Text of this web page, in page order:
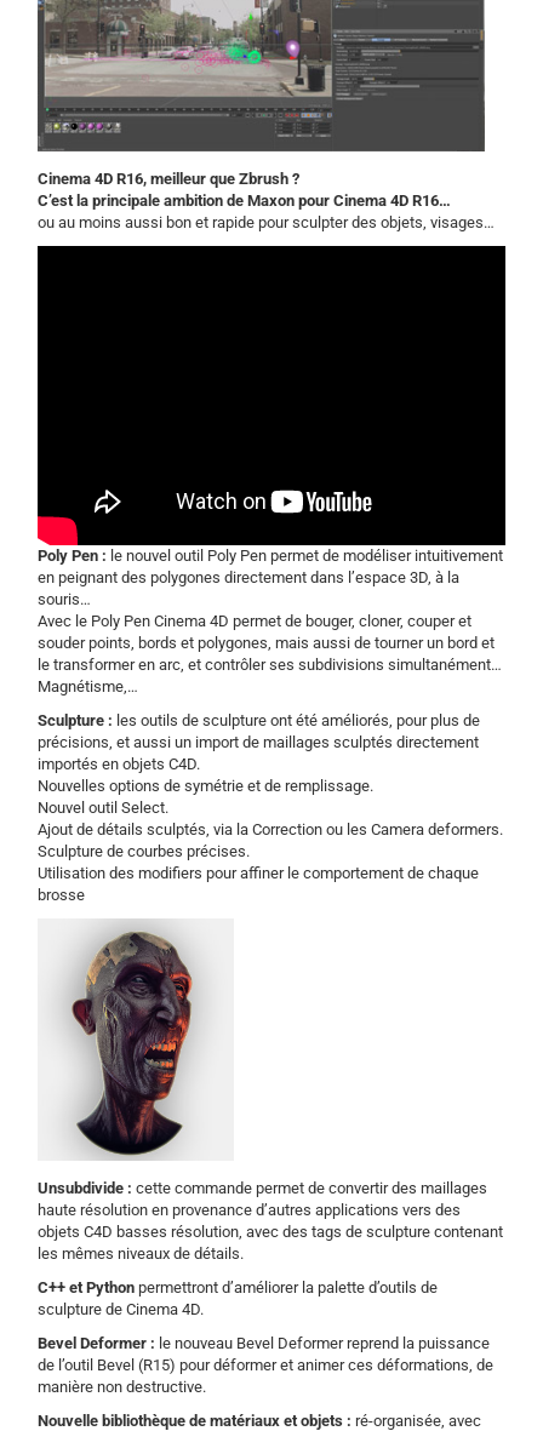
Cinema 4D R16, meilleur que Zbrush ?
C’est la principale ambition de Maxon pour Cinema 4D R16…
ou au moins aussi bon et rapide pour sculpter des objets, visages…
Poly Pen : le nouvel outil Poly Pen permet de modéliser intuitivement
en peignant des polygones directement dans l’espace 3D, à la
souris…
Avec le Poly Pen Cinema 4D permet de bouger, cloner, couper et
souder points, bords et polygones, mais aussi de tourner un bord et
le transformer en arc, et contrôler ses subdivisions simultanément…
Magnétisme,…
Sculpture : les outils de sculpture ont été améliorés, pour plus de
précisions, et aussi un import de maillages sculptés directement
importés en objets C4D.
Nouvelles options de symétrie et de remplissage.
Nouvel outil Select.
Ajout de détails sculptés, via la Correction ou les Camera deformers.
Sculpture de courbes précises.
Utilisation des modifiers pour affiner le comportement de chaque
brosse
Unsubdivide : cette commande permet de convertir des maillages
haute résolution en provenance d’autres applications vers des
objets C4D basses résolution, avec des tags de sculpture contenant
les mêmes niveaux de détails.
C++ et Python permettront d’améliorer la palette d’outils de
sculpture de Cinema 4D.
Bevel Deformer : le nouveau Bevel Deformer reprend la puissance
de l’outil Bevel (R15) pour déformer et animer ces déformations, de
manière non destructive.
Nouvelle bibliothèque de matériaux et objets : ré-organisée, avec